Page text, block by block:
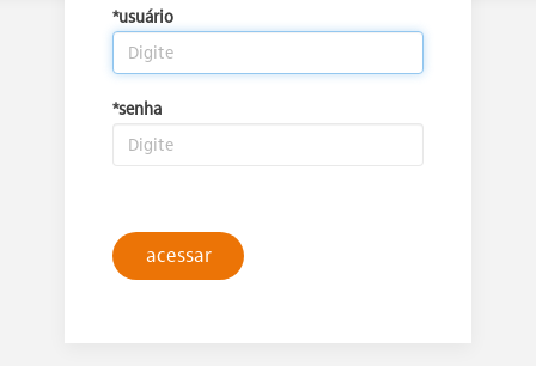
*usuário
*senha
acessar